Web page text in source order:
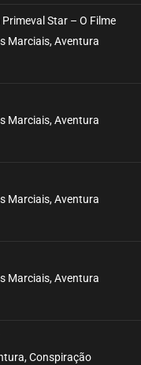
Star – O Filme
Marciais, Aventura
Marciais, Aventura
Marciais, Aventura
Marciais, Aventura
Conspiração